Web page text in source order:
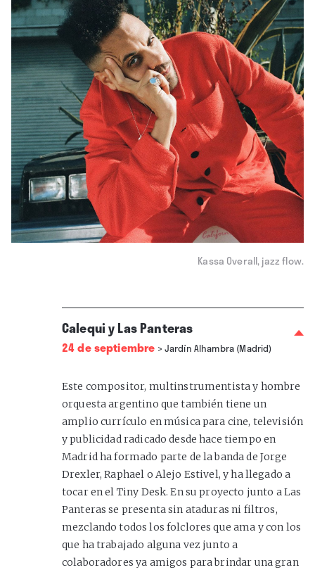
Kassa Overall, jazz flow.
Calequi y Las Panteras
24 de septiembre > Jardín Alhambra (Madrid)
Este compositor, multinstrumentista y hombre
orquesta argentino que también tiene un
amplio currículo en música para cine, televisión
y publicidad radicado desde hace tiempo en
Madrid ha formado parte de la banda de Jorge
Drexler, Raphael o Alejo Estivel, y ha llegado a
tocar en el Tiny Desk. En su proyecto junto a Las
Panteras se presenta sin ataduras ni filtros,
mezclando todos los folclores que ama y con los
que ha trabajado alguna vez junto a
colaboradores ya amigos para brindar una gran